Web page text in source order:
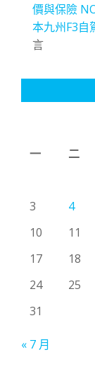
價與保險
本九州F3自
言
一
二
3
4
10
11
17
18
24
25
31
« 7 月